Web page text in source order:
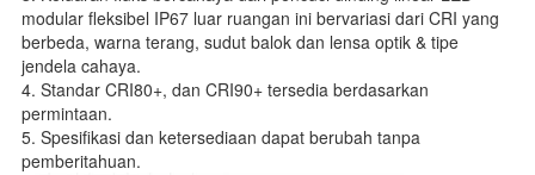
modular fleksibel IP67 luar ruangan ini bervariasi dari CRI yang
berbeda, warna terang, sudut balok dan lensa optik & tipe
jendela cahaya.
4. Standar CRI80+, dan CRI90+ tersedia berdasarkan
permintaan.
5. Spesifikasi dan ketersediaan dapat berubah tanpa
pemberitahuan.